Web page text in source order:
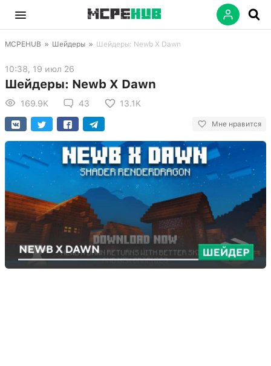
MCPEHUB » Шейдеры » Шейдеры: Newb X Dawn
10:38, 19 июл 26
Шейдеры: Newb X Dawn
169.9K 43 13.1K
Мне нравится